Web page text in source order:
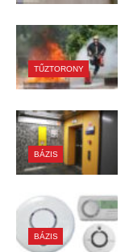
TŰZTORONY
BÁZIS
BÁZIS